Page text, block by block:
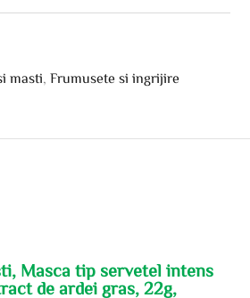
masti ,Frumusete si ingrijire
Masca tip servetel intens
de ardei gras, 22g,